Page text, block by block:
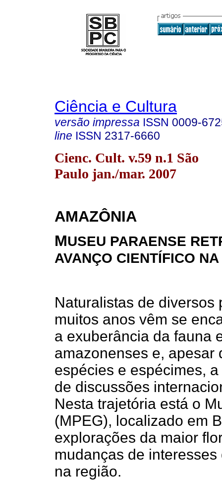
Ciência e Cultura
versão impressa ISSN 0009-
line ISSN 2317-6660
Cienc. Cult. v.59 n.1 São
Paulo jan./mar. 2007
AMAZÔNIA
MUSEU PARAENSE
AVANÇO CIENTÍFICO
Naturalistas de diversos
muitos anos vêm se
a exuberância da fauna
amazonenses e, apesar
espécies e espécimes,
de discussões
Nesta trajetória está o
(MPEG), localizado em
explorações da maior
mudanças de
na região.